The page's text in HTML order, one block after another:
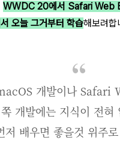
WWDC 20에서 Safari Web
오늘 그거부터 학습해보려합
개발이나 Safari
개발에는 지식이 전혀
저 배우면 좋을것 위주